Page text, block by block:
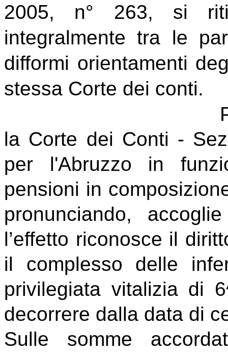
2005, n° 263, si
integralmente tra le
difformi orientamenti
stessa Corte dei conti.
la Corte dei Conti -
per l'Abruzzo in
pensioni in
pronunciando,
l’effetto riconosce il
il complesso delle
privilegiata vitalizia di
decorrere dalla data di
Sulle somme